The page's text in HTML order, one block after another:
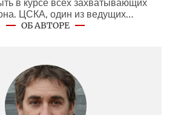
в курсе всех захватывающих
ЦСКА, один из ведущих…
ОБ АВТОРЕ